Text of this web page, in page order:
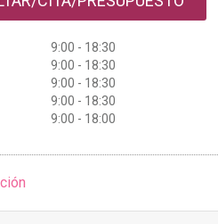
9:00 - 18:30
9:00 - 18:30
9:00 - 18:30
9:00 - 18:30
9:00 - 18:00